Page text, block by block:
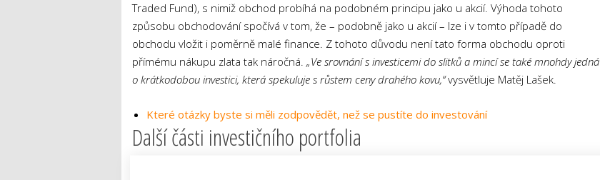
Traded Fund), s nimiž obchod probíhá na podobném principu jako u akcií. Výhoda tohoto
způsobu obchodování spočívá v tom, že – podobně jako u akcií – lze i v tomto případě do
obchodu vložit i poměrně malé finance. Z tohoto důvodu není tato forma obchodu oproti
přímému nákupu zlata tak náročná. „Ve srovnání s investicemi do slitků a mincí se také mnohdy jedná
o krátkodobou investici, která spekuluje s růstem ceny drahého kovu,“vysvětluje Matěj Lašek.
Které otázky byste si měli zodpovědět, než se pustíte do investování
Další části investičního portfolia